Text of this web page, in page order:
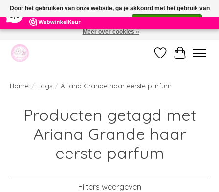
391 Reviews ×
Welkom bij de nieuwe webshop van Parfumerie Marie Rose
Verlanglijst
Home / Tags / Ariana Grande haar eerste parfum
Producten getagd met
Ariana Grande haar
eerste parfum
Filters weergeven
Door het gebruiken van onze website, ga je akkoord met het gebruik van
cookies om onze website te verbeteren.
Meer over cookies »